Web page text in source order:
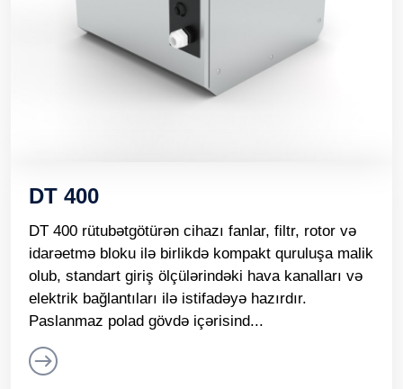
DT 400
DT 400 rütubətgötürən cihazı fanlar, filtr, rotor və
idarəetmə bloku ilə birlikdə kompakt quruluşa malik
olub, standart giriş ölçülərindəki hava kanalları və
elektrik bağlantıları ilə istifadəyə hazırdır.
Paslanmaz polad gövdə içərisind...